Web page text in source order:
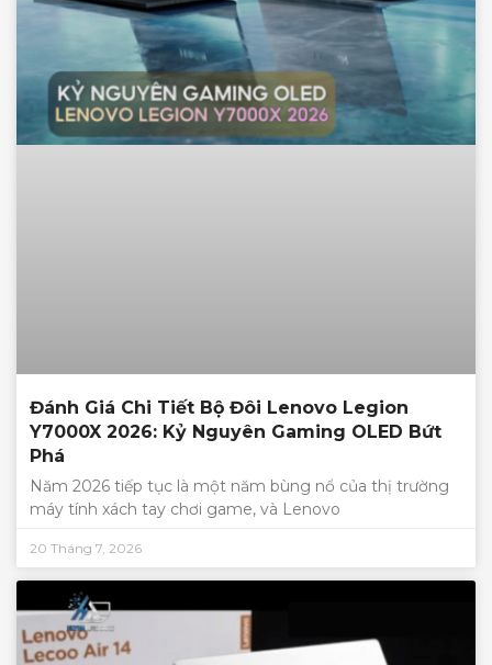
Đánh Giá Chi Tiết Bộ Đôi Lenovo Legion
Y7000X 2026: Kỷ Nguyên Gaming OLED Bứt
Phá
Năm 2026 tiếp tục là một năm bùng nổ của thị trường
máy tính xách tay chơi game, và Lenovo
20 Tháng 7, 2026